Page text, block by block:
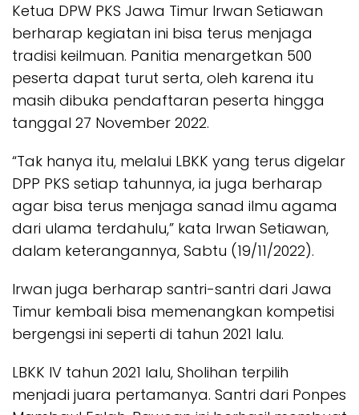
Ketua DPW PKS Jawa Timur Irwan Setiawan
berharap kegiatan ini bisa terus menjaga
tradisi keilmuan. Panitia menargetkan 500
peserta dapat turut serta, oleh karena itu
masih dibuka pendaftaran peserta hingga
tanggal 27 November 2022.
“Tak hanya itu, melalui LBKK yang terus digelar
DPP PKS setiap tahunnya, ia juga berharap
agar bisa terus menjaga sanad ilmu agama
dari ulama terdahulu,” kata Irwan Setiawan,
dalam keterangannya, Sabtu (19/11/2022).
Irwan juga berharap santri-santri dari Jawa
Timur kembali bisa memenangkan kompetisi
bergengsi ini seperti di tahun 2021 lalu.
LBKK IV tahun 2021 lalu, Sholihan terpilih
menjadi juara pertamanya. Santri dari Ponpes